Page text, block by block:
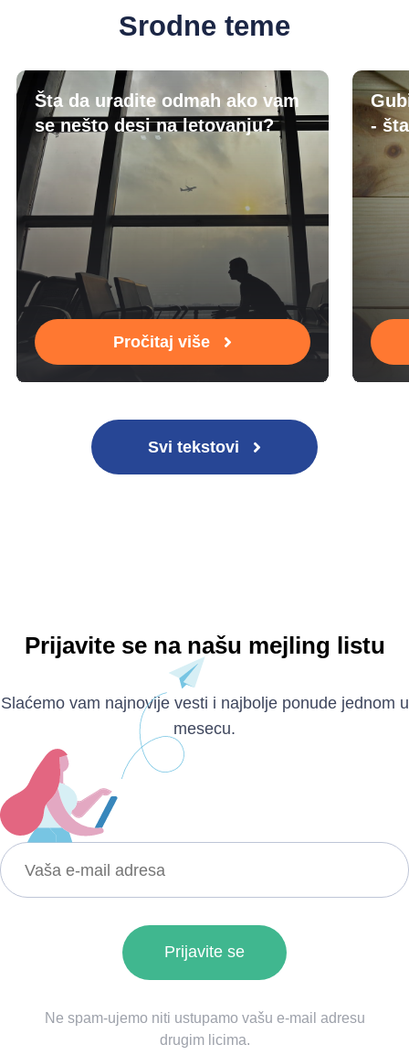
Srodne teme
Šta da uradite odmah ako vam
se nešto desi na letovanju?
Pročitaj više
-
Svi tekstovi
Prijavite se na našu mejling listu
Slaćemo vam najnovije vesti i najbolje ponude jednom u
mesecu.
Ne spam-ujemo niti ustupamo vašu e-mail adresu
drugim licima.